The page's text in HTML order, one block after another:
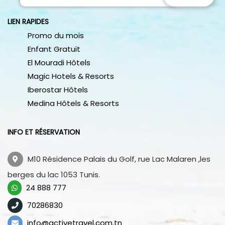
LIEN RAPIDES
Promo du mois
Enfant Gratuit
El Mouradi Hôtels
Magic Hotels & Resorts
Iberostar Hôtels
Medina Hôtels & Resorts
INFO ET RÉSERVATION
M10 Résidence Palais du Golf, rue Lac Malaren ,les
berges du lac 1053 Tunis.
24 888 777
70286830
info@activetravel.com.tn